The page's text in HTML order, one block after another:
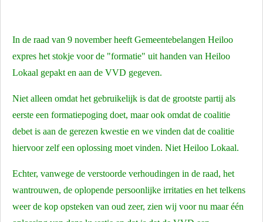
In de raad van 9 november heeft Gemeentebelangen Heiloo
expres het stokje voor de "formatie" uit handen van Heiloo
Lokaal gepakt en aan de VVD gegeven.
Niet alleen omdat het gebruikelijk is dat de grootste partij als
eerste een formatiepoging doet, maar ook omdat de coalitie
debet is aan de gerezen kwestie en we vinden dat de coalitie
hiervoor zelf een oplossing moet vinden. Niet Heiloo Lokaal.
Echter, vanwege de verstoorde verhoudingen in de raad, het
wantrouwen, de oplopende persoonlijke irritaties en het telkens
weer de kop opsteken van oud zeer, zien wij voor nu maar één